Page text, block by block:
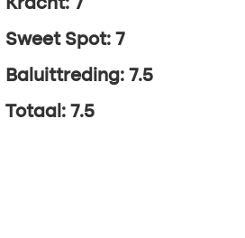
Kracht: 7
Sweet Spot: 7
Baluittreding: 7.5
Totaal: 7.5